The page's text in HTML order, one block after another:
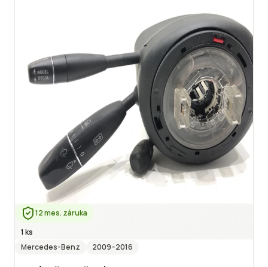
12 mes. záruka
1 ks
Mercedes-Benz
2009–2016